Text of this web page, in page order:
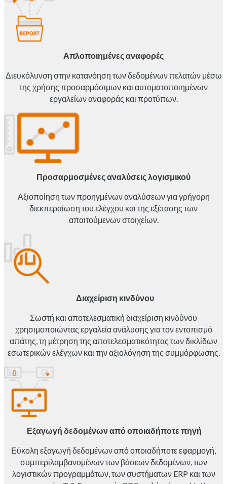
Απλοποιημένες αναφορές
Διευκόλυνση στην κατανόηση των δεδομένων πελατών μέσω
της χρήσης προσαρμόσιμων και αυτοματοποιημένων
εργαλείων αναφοράς και προτύπων.
Προσαρμοσμένες αναλύσεις λογισμικού
Αξιοποίηση των προηγμένων αναλύσεων για γρήγορη
διεκπεραίωση του ελέγχου και της εξέτασης των
απαιτούμενων στοιχείων.
Διαχείριση κινδύνου
Σωστή και αποτελεσματική διαχείριση κινδύνου
χρησιμοποιώντας εργαλεία ανάλυσης για τον εντοπισμό
απάτης, τη μέτρηση της αποτελεσματικότητας των δικλίδων
εσωτερικών ελέγχων και την αξιολόγηση της συμμόρφωσης.
Εξαγωγή δεδομένων από οποιαδήποτε πηγή
Εύκολη εξαγωγή δεδομένων από οποιαδήποτε εφαρμογή,
συμπεριλαμβανομένων των βάσεων δεδομένων, των
λογιστικών προγραμμάτων, των συστήματων ERP και των